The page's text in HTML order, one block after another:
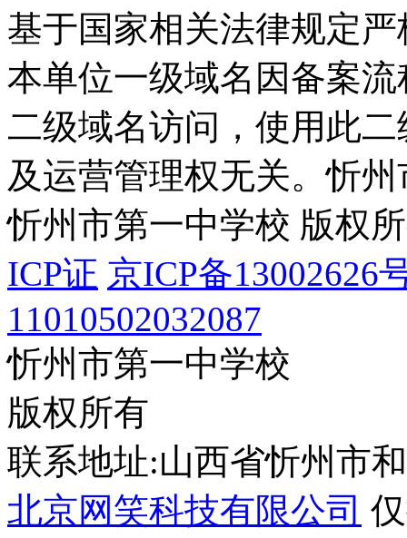
基于国家相关法律规定
本单位一级域名因备案
二级域名访问，使用此
及运营管理权无关。忻州
忻州市第一中学校 版权
ICP证 京ICP备13002626
11010502032087
忻州市第一中学校
版权所有
联系地址:山西省忻州市
北京网笑科技有限公司